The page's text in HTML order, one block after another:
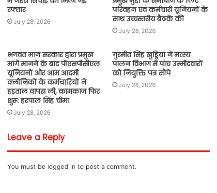
रफ्तार
July 28, 2026
परिवहन एवं कर्मचारी यूनियनों के
साथ उच्चस्तरीय बैठकें कीं
July 28, 2026
भगवंत मान सरकार द्वारा प्रमुख
मांगें मानने के बाद पीएसपीसीएल
यूनियनों और आम आदमी
क्लीनिकों के कर्मचारियों ने
हड़ताल वापस ली, कामकाज फिर
शुरू: हरपाल सिंह चीमा
July 28, 2026
गुरमीत सिंह खुड्डियां ने मत्स्य
पालन विभाग में पांच उम्मीदवारों
को नियुक्ति पत्र सौंपे
July 28, 2026
Leave a Reply
You must be logged in to post a comment.